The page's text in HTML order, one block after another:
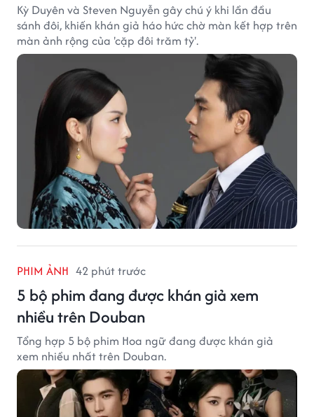
Kỳ Duyên và Steven Nguyễn gây chú ý khi lần đầu
sánh đôi, khiến khán giả háo hức chờ màn kết hợp trên
màn ảnh rộng của 'cặp đôi trăm tỷ'.
PHIM ẢNH 42 phút trước
5 bộ phim đang được khán giả xem
nhiều trên Douban
Tổng hợp 5 bộ phim Hoa ngữ đang được khán giả
xem nhiều nhất trên Douban.